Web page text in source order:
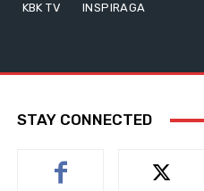
KBK TV INSPIRAGA
STAY CONNECTED